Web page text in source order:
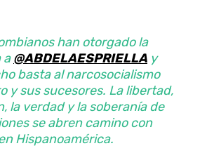
han otorgado la
a@ABDELAESPRIELLA y
basta al narcosocialismo
y sus sucesores. La libertad,
la verdad y la soberanía de
se abren camino con
Hispanoamérica.